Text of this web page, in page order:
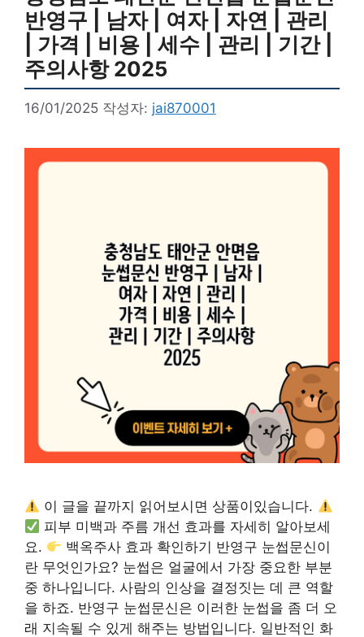
반영구 | 남자 | 여자 | 자연 | 관리
| 가격 | 비용 | 세수 | 관리 | 기간 |
주의사항 2025
16/01/2025 작성자: jai870001
이 글을 끝까지 읽어보시면 상품이있습니다.
피부 미백과 주름 개선 효과를 자세히 알아보세
요.
백옥주사 효과 확인하기 반영구 눈썹문신이
란 무엇인가요? 눈썹은 얼굴에서 가장 중요한 부분
중 하나입니다. 사람의 인상을 결정짓는 데 큰 역할
을 하죠. 반영구 눈썹문신은 이러한 눈썹을 좀 더 오
래 지속될 수 있게 해주는 방법입니다. 일반적인 화